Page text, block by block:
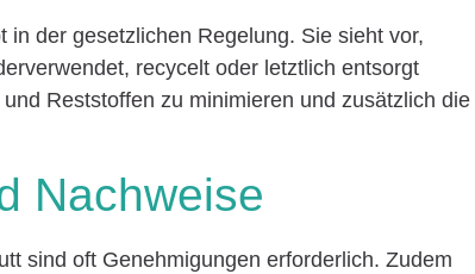
der gesetzlichen Regelung. Sie sieht vor,
recycelt oder letztlich entsorgt
Reststoffen zu minimieren und zusätzlich die
Nachweise
sind oft Genehmigungen erforderlich. Zudem